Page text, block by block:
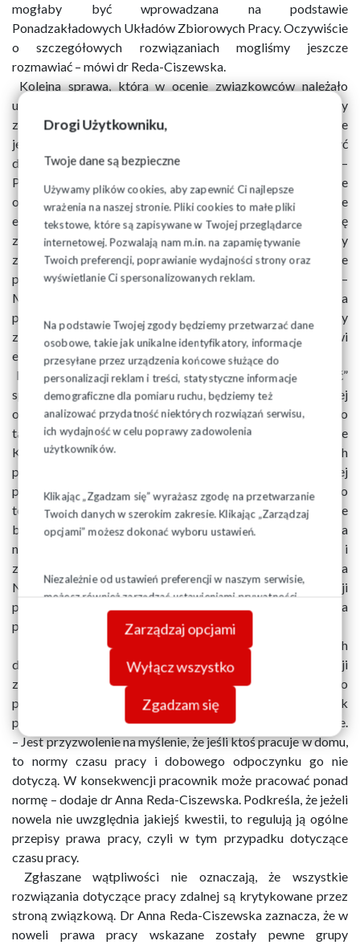
Drogi Użytkowniku,
Twoje dane są bezpieczne
Używamy plików cookies, aby zapewnić Ci najlepsze
wrażenia na naszej stronie. Pliki cookies to małe pliki
tekstowe, które są zapisywane w Twojej przeglądarce
internetowej. Pozwalają nam m.in. na zapamiętywanie
Twoich preferencji, poprawianie wydajności strony oraz
wyświetlanie Ci spersonalizowanych reklam.
Na podstawie Twojej zgody będziemy przetwarzać dane
osobowe, takie jak unikalne identyfikatory, informacje
przesyłane przez urządzenia końcowe służące do
personalizacji reklam i treści, statystyczne informacje
demograficzne dla pomiaru ruchu, będziemy też
analizować przydatność niektórych rozwiązań serwisu,
ich wydajność w celu poprawy zadowolenia
użytkowników.
Klikając „Zgadzam się” wyrażasz zgodę na przetwarzanie
Twoich danych w szerokim zakresie. Klikając „Zarządzaj
opcjami” możesz dokonać wyboru ustawień.
Niezależnie od ustawień preferencji w naszym serwisie,
możesz również zarządzać ustawieniami prywatności
swojej przeglądarki. Więcej informacji o przetwarzaniu
danych znajdziesz wPolityce prywatności.
Zarządzaj opcjami
Wyłącz wszystko
Zgadzam się
mogłaby być wprowadzana na podstawie
Ponadzakładowych Układów Zbiorowych Pracy. Oczywiście
o szczegółowych rozwiązaniach mogliśmy jeszcze
rozmawiać – mówi dr Reda-Ciszewska.
Kolejna sprawa, którą w ocenie związkowców należało
uregulować w nieco inny sposób, dotyczy kosztów pracy
zdalnej. W nowelizacji Kodeksu pracy zaznaczono, że będzie
je ponosił pracodawca, ale szczegóły mają być
doprecyzowywane w przepisach wewnątrzzakładowych. –
Pojawiają się wątpliwości, czy jest to rozwiązanie, które
odpowiednio zabezpiecza interesy pracowników – dodaje
ekspertka. Jej zdaniem, w Kodeksie pracy powinny się
znaleźć minimalne regulacje dotyczące kosztów pracy
zdalnej ponoszonych przez pracodawcę. Mogłyby być one
podobne np. do zapisów dotyczących podróży służbowych. –
Można by przewidzieć podstawę prawną do wydawania
przez ministra rozporządzenia dotyczącego kosztów pracy
zdalnej, jakie pracodawca powinien ponosić – mówi
ekspertka.
Reprezentatywne centrale związkowe, w tym „Solidarność”
sprzeciwiały się także wprowadzeniu pojęcia pracy zdalnej
okazjonalnej. Jak wyjaśnia dr Reda-Ciszewska, początkowo
takiej formy pracy zdalnej w ogóle nie było w projekcie
Kodeksu pracy. Pojawiła się ona dopiero w ramach kolejnych
poprawek. Ostatecznie dopuszczono 24 dni okazjonalnej
pracy zdalnej w ciągu roku. – Problem polega na tym, że do
tej formy większość regulacji dotyczących pracy zdalnej nie
będzie miała zastosowania. Przede wszystkim pracodawca
nie będzie miał obowiązku ponoszenia kosztów i
zapewnienia pracownikowi narzędzi – zaznacza ekspertka
NSZZ „Solidarność”. Jej zdaniem, w takiej sytuacji
pracodawca może próbować przerzucić te obowiązki na
pracownika.
W ocenie związkowych prawników w przepisach
dotyczących pracy zdalnej zabrakło także regulacji
związanych z czasem pracy i „byciem dostępnym”. Może to
prowadzić do przekonania pracodawcy, że pracownik
powinien wykonywać pracę zdalną wszędzie i o każdej porze.
– Jest przyzwolenie na myślenie, że jeśli ktoś pracuje w domu,
to normy czasu pracy i dobowego odpoczynku go nie
dotyczą. W konsekwencji pracownik może pracować ponad
normę – dodaje dr Anna Reda-Ciszewska. Podkreśla, że jeżeli
nowela nie uwzględnia jakiejś kwestii, to regulują ją ogólne
przepisy prawa pracy, czyli w tym przypadku dotyczące
czasu pracy.
Zgłaszane wątpliwości nie oznaczają, że wszystkie
rozwiązania dotyczące pracy zdalnej są krytykowane przez
stroną związkową. Dr Anna Reda-Ciszewska zaznacza, że w
noweli prawa pracy wskazane zostały pewne grupy